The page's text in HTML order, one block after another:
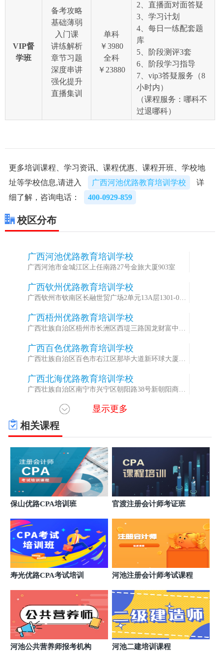
VIP督
学班
备考攻略
基础薄弱
入门课
讲练解析
章节习题
深度串讲
强化提升
直播集训
单科
￥3980
全科
￥23880
2、直播面对面答疑
3、学习计划
4、每日一练配套题
库
5、阶段测评3套
6、阶段学习指导
7、vip3答疑服务（8
小时内）
（课程服务：哪科不
过退哪科）
更多培训课程、学习资讯、课程优惠、课程开班、学校地
址等学校信息,请进入
广西河池优路教育培训学校
详
细了解，咨询电话：
400-0929-859
校区分布
广西河池优路教育培训学校
广西河池市金城江区上任南路27号金旅大厦903室
广西钦州优路教育培训学校
广西钦州市钦南区长融世贸广场2单元13A层1301-05A
广西梧州优路教育培训学校
广西壮族自治区梧州市长洲区西堤三路国龙财富中心
广西百色优路教育培训学校
广西壮族自治区百色市右江区那毕大道新环球大厦右
广西北海优路教育培训学校
广西壮族自治区南宁市兴宁区朝阳路38号新朝阳商务
广西桂林优路教育培训学校
广西壮族自治区桂林市秀峰区中山中路38号智能办公
大厦509号
广西玉林优路教育培训学校
广西壮族自治区玉林市玉州区人民中路2号东门大厦
1301-1303室（南城百货旁）
广西柳州优路教育培训学校
广西壮族自治区柳州市柳北区广场路10号地王国际财
富中心23A层11号
9 广西南宁优路教育培训学校
大厦1701室
显示更多
相关课程
保山优路CPA培训班 官渡注册会计师考证班
寿光优路CPA考试培训 河池注册会计师考试课程
河池公共营养师报考机构 河池二建培训课程